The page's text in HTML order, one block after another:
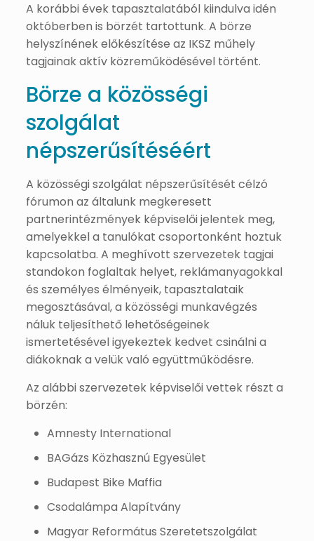
A korábbi évek tapasztalatából kiindulva idén
októberben is börzét tartottunk. A börze
helyszínének előkészítése az IKSZ műhely
tagjainak aktív közreműködésével történt.
Börze a közösségi
szolgálat
népszerűsítéséért
A közösségi szolgálat népszerűsítését célzó
fórumon az általunk megkeresett
partnerintézmények képviselői jelentek meg,
amelyekkel a tanulókat csoportonként hoztuk
kapcsolatba. A meghívott szervezetek tagjai
standokon foglaltak helyet, reklámanyagokkal
és személyes élményeik, tapasztalataik
megosztásával, a közösségi munkavégzés
náluk teljesíthető lehetőségeinek
ismertetésével igyekeztek kedvet csinálni a
diákoknak a velük való együttműködésre.
Az alábbi szervezetek képviselői vettek részt a
börzén:
Amnesty International
BAGázs Közhasznú Egyesület
Budapest Bike Maffia
Csodalámpa Alapítvány
Magyar Református Szeretetszolgálat